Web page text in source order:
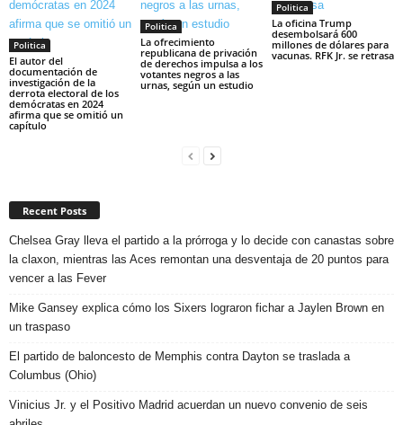
Politica
El autor del
documentación de
investigación de la
derrota electoral de los
demócratas en 2024
afirma que se omitió un
capítulo
Politica
La ofrecimiento
republicana de privación
de derechos impulsa a los
votantes negros a las
urnas, según un estudio
Politica
La oficina Trump
desembolsará 600
millones de dólares para
vacunas. RFK Jr. se retrasa
Recent Posts
Chelsea Gray lleva el partido a la prórroga y lo decide con canastas sobre
la claxon, mientras las Aces remontan una desventaja de 20 puntos para
vencer a las Fever
Mike Gansey explica cómo los Sixers lograron fichar a Jaylen Brown en
un traspaso
El partido de baloncesto de Memphis contra Dayton se traslada a
Columbus (Ohio)
Vinicius Jr. y el Positivo Madrid acuerdan un nuevo convenio de seis